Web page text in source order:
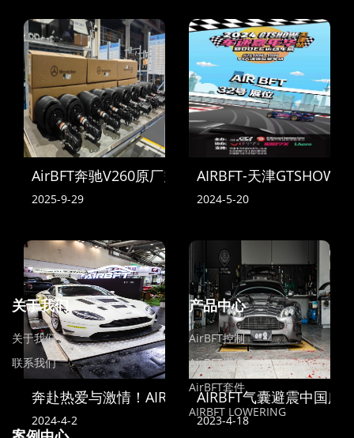
AirBFT奔驰V260原厂空气悬挂到货
2025-9-29
AIRBFT-天津GTSHOW
2024-5-20
奔赴热爱与激情！AIRBFT中国亮相2024苏州GT
2024-4-2
AIRBFT气囊避震中国广
2023-4-18
关于我们
关于我们
联系我们
产品中心
AirBFT控制
AirBFT避震
AirBFT套件
AIRBFT LOWERING